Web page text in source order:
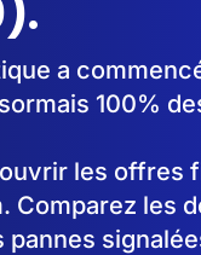
a
100%
les offres
Comparez les